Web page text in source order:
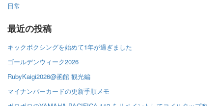
日常
最近の投稿
キックボクシングを始めて1年が過ぎました
ゴールデンウィーク2026
RubyKaigi2026@函館 観光編
マイナンバーカードの更新手順メモ